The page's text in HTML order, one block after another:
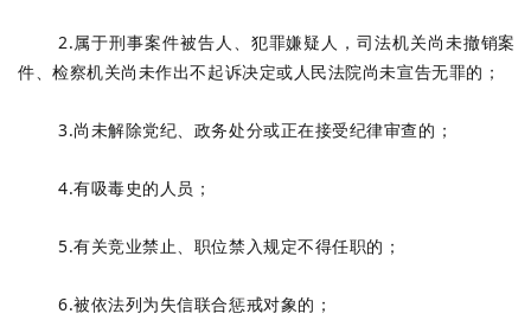
2.属于刑事案件被告人、犯罪嫌疑人，司法机关尚未撤销案
件、检察机关尚未作出不起诉决定或人民法院尚未宣告无罪的；
3.尚未解除党纪、政务处分或正在接受纪律审查的；
4.有吸毒史的人员；
5.有关竞业禁止、职位禁入规定不得任职的；
6.被依法列为失信联合惩戒对象的；